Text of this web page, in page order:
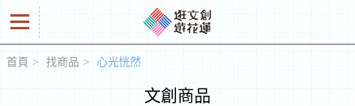
首頁 找商品 心光恍然
文創商品